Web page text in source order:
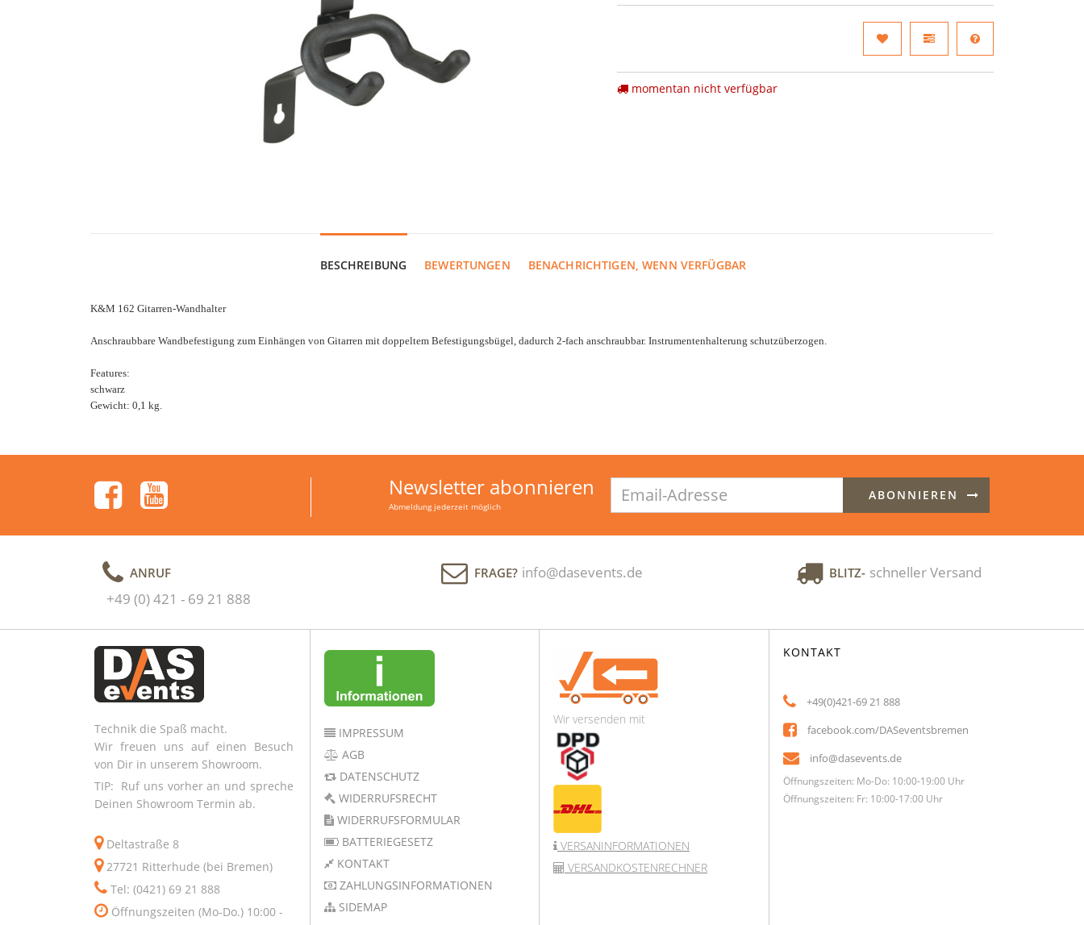
momentan nicht verfügbar
BESCHREIBUNG BEWERTUNGEN BENACHRICHTIGEN, WENN VERFÜGBAR
K&M 162 Gitarren-Wandhalter
Anschraubbare Wandbefestigung zum Einhängen von Gitarren mit doppeltem Befestigungsbügel, dadurch 2-fach anschraubbar. Instrumentenhalterung schutzüberzogen.
Features:
schwarz
Gewicht: 0,1 kg.
Newsletter abonnieren
Abmeldung jederzeit möglich
Adresse
ABONNIEREN
ANRUF
+49 (0) 421 - 69 21 888
FRAGE? info@dasevents.de BLITZ- schneller Versand
Technik die Spaß macht.
Wir freuen uns auf einen Besuch
von Dir in unserem Showroom.
TIP: Ruf uns vorher an und spreche
Deinen Showroom Termin ab.
Deltastraße 8
27721 Ritterhude (bei Bremen)
Tel: (0421) 69 21 888
Öffnungszeiten (Mo-Do.) 10:00 -
IMPRESSUM
AGB
DATENSCHUTZ
WIDERRUFSRECHT
WIDERRUFSFORMULAR
BATTERIEGESETZ
KONTAKT
ZAHLUNGSINFORMATIONEN
SIDEMAP
Wir versenden mit
VERSANINFORMATIONEN
VERSANDKOSTENRECHNER
KONTAKT
+49(0)421-69 21 888
facebook.com/DASeventsbremen
info@dasevents.de
Öffnungszeiten: Mo-Do: 10:00-19:00 Uhr
Öffnungszeiten: Fr: 10:00-17:00 Uhr